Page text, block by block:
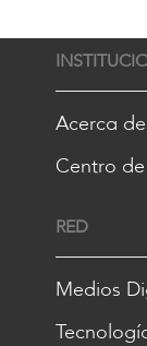
Acerca
Centro
RED
Medios